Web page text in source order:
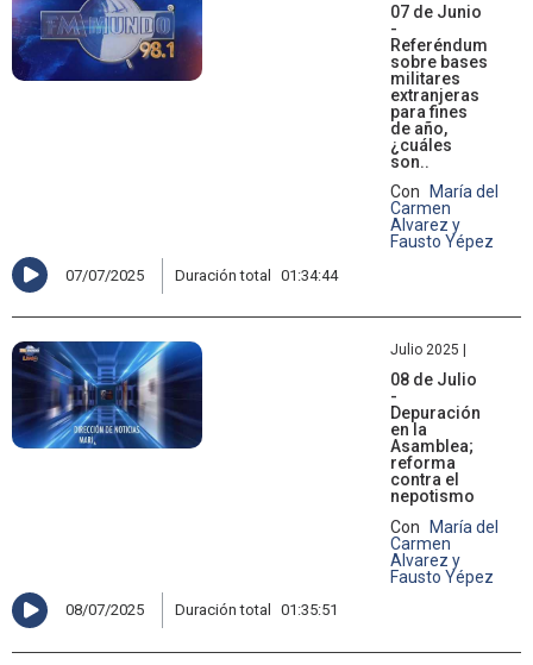
07 de Junio
-
Referéndum
sobre bases
militares
extranjeras
para fines
de año,
¿cuáles
son..
Con
María del
Carmen
Alvarez y
Fausto Yépez
07/07/2025 Duración total 01:34:44
Julio 2025 |
08 de Julio
-
Depuración
en la
Asamblea;
reforma
contra el
nepotismo
Con
María del
Carmen
Alvarez y
Fausto Yépez
08/07/2025 Duración total 01:35:51